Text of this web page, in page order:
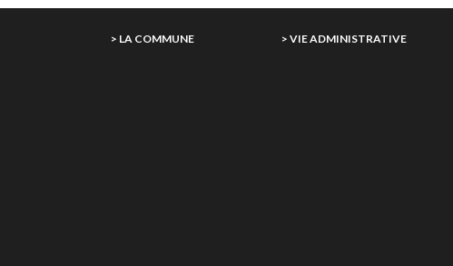
> LA COMMUNE > VIE ADMINISTRATIVE